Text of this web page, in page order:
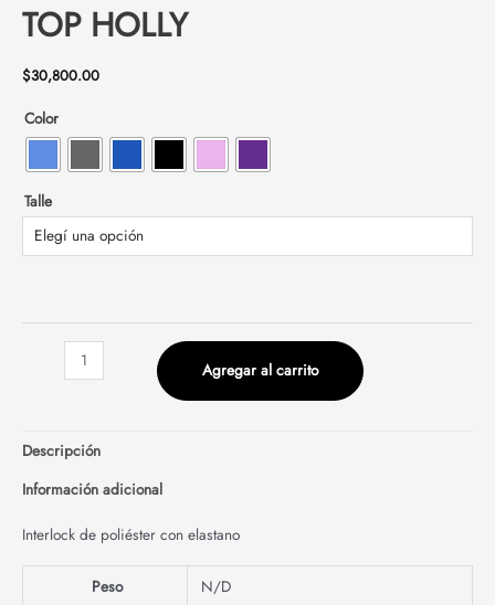
TOP HOLLY
$30,800.00
Color
Talle
Agregar al carrito
Descripción
Información adicional
Interlock de poliéster con elastano
Peso
N/D